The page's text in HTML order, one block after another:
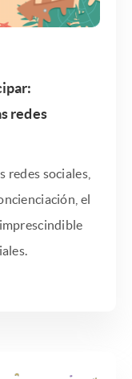
redes
redes sociales,
el